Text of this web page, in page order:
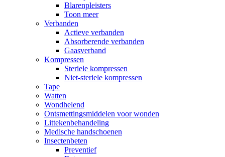
Blarenpleisters
Toon meer
Verbanden
Actieve verbanden
Absorberende verbanden
Gaasverband
Kompressen
Steriele kompressen
Niet-steriele kompressen
Tape
Watten
Wondhelend
Ontsmettingsmiddelen voor wonden
Littekenbehandeling
Medische handschoenen
Insectenbeten
Preventief